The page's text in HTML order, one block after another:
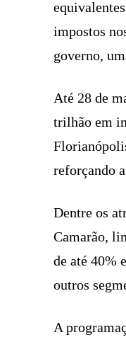
impostos
governo,
Até 28 de
trilhão em
reforçando
Dentre os
Camarão,
de até 40%
outros
A